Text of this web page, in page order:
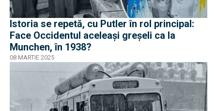
Istoria se repetă, cu Putler în rol principal:
Face Occidentul aceleași greșeli ca la
Munchen, în 1938?
08 MARTIE 2025